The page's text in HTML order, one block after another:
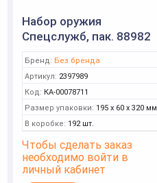
Набор оружия
Спецслужб, пак. 88982
Бренд: Без бренда
Артикул: 2397989
Код: КА-00078711
Размер упаковки: 195 x 60 x 320 мм
В коробке: 192 шт.
Чтобы сделать заказ
необходимо войти в
личный кабинет